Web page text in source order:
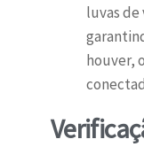
luvas de
houver,